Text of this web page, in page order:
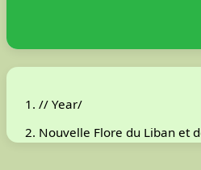
// Year/
Nouvelle Flore du Liban et